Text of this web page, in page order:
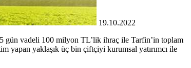
19.10.2022
gün vadeli 100 milyon TL’lik ihraç ile Tarfin’in toplam
yapan yaklaşık üç bin çiftçiyi kurumsal yatırımcı ile